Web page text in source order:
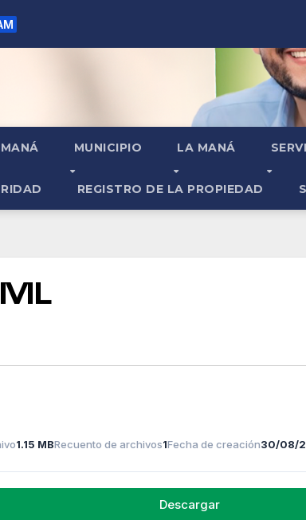
MUNICIPIO LA MANÁ
REGISTRO DE LA PROPIEDAD
1.15 MBRecuento de archivos1Fecha de creación30/08/
Descargar